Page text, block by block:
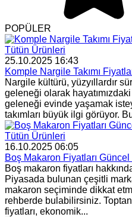
POPÜLER
Tütün Ürünleri
25.10.2025 16:43
Komple Nargile Takımı
Nargile kültürü, yüzyıllardır
geleneği olarak
geleneği evinde yaşamak
takımları büyük ilgi görüyor.
Tütün Ürünleri
16.10.2025 06:05
Boş Makaron Fiyatları
Boş makaron fiyatları
Piyasada bulunan çeşitli
makaron seçiminde dikkat
rehberde bulabilirsiniz.
fiyatları, ekonomik...